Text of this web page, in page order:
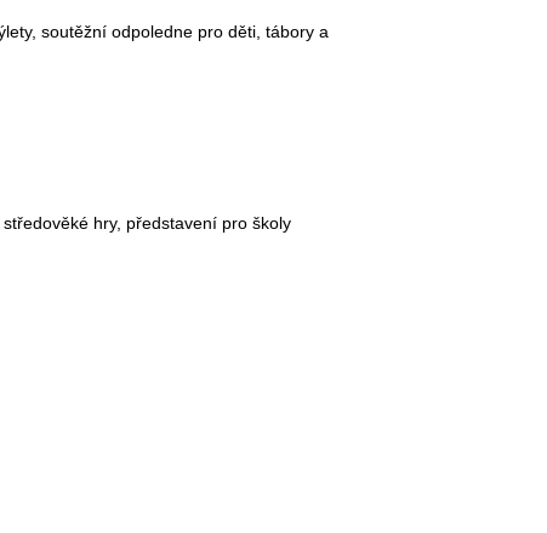
soutěžní odpoledne pro děti, tábory a
hry, představení pro školy